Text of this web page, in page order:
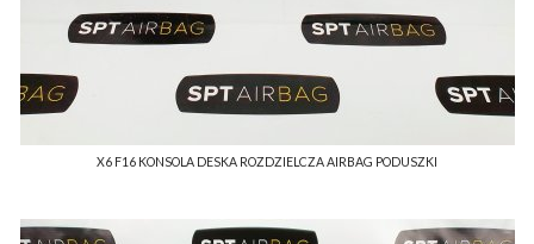
X6 F16 KONSOLA DESKA ROZDZIELCZA AIRBAG PODUSZKI